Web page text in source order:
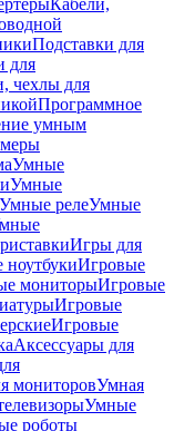
Кабели,
Подставки для
для
чехлы для
Программное
умным
Умные
Умные
Умные релеУмные
Игры для
Игровые
мониторыИгровые
Игровые
Игровые
Аксессуары для
мониторовУмная
Умные
роботы